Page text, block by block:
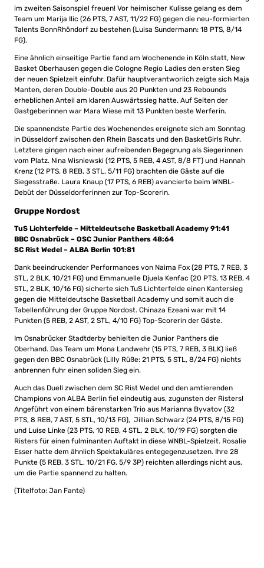
im zweiten Saisonspiel freuen! Vor heimischer Kulisse gelang es dem
Team um Marija Ilic (26 PTS, 7 AST, 11/22 FG) gegen die neu-formierten
Talents BonnRhöndorf zu bestehen (Luisa Sundermann: 18 PTS, 8/14
FG).
Eine ähnlich einseitige Partie fand am Wochenende in Köln statt, New
Basket Oberhausen gegen die Cologne Regio Ladies den ersten Sieg
der neuen Spielzeit einfuhr. Dafür hauptverantworlich zeigte sich Maja
Manten, deren Double-Double aus 20 Punkten und 23 Rebounds
erheblichen Anteil am klaren Auswärtssieg hatte. Auf Seiten der
Gastgeberinnen war Mara Wiese mit 13 Punkten beste Werferin.
Die spannendste Partie des Wochenendes ereignete sich am Sonntag
in Düsseldorf zwischen den Rhein Bascats und den BasketGirls Ruhr.
Letztere gingen nach einer aufreibenden Begegnung als Siegerinnen
vom Platz. Nina Wisniewski (12 PTS, 5 REB, 4 AST, 8/8 FT) und Hannah
Krenz (12 PTS, 8 REB, 3 STL, 5/11 FG) brachten die Gäste auf die
Siegesstraße. Laura Knaup (17 PTS, 6 REB) avancierte beim WNBL-
Debüt der Düsseldorferinnen zur Top-Scorerin.
Gruppe Nordost
TuS Lichterfelde – Mitteldeutsche Basketball Academy 91:41
BBC Osnabrück – OSC Junior Panthers 48:64
SC Rist Wedel – ALBA Berlin 101:81
Dank beeindruckender Performances von Naima Fox (28 PTS, 7 REB, 3
STL, 2 BLK, 10/21 FG) und Emmanuelle Djuela Kenfac (20 PTS, 13 REB, 4
STL, 2 BLK, 10/16 FG) sicherte sich TuS Lichterfelde einen Kantersieg
gegen die Mitteldeutsche Basketball Academy und somit auch die
Tabellenführung der Gruppe Nordost. Chinaza Ezeani war mit 14
Punkten (5 REB, 2 AST, 2 STL, 4/10 FG) Top-Scorerin der Gäste.
Im Osnabrücker Stadtderby behielten die Junior Panthers die
Oberhand. Das Team um Mona Landwehr (15 PTS, 7 REB, 3 BLK) ließ
gegen den BBC Osnabrück (Lilly Rüße: 21 PTS, 5 STL, 8/24 FG) nichts
anbrennen fuhr einen soliden Sieg ein.
Auch das Duell zwischen dem SC Rist Wedel und den amtierenden
Champions von ALBA Berlin fiel eindeutig aus, zugunsten der Risters!
Angeführt von einem bärenstarken Trio aus Marianna Byvatov (32
PTS, 8 REB, 7 AST, 5 STL, 10/13 FG), Jillian Schwarz (24 PTS, 8/15 FG)
und Luise Linke (23 PTS, 10 REB, 4 STL, 2 BLK, 10/19 FG) sorgten die
Risters für einen fulminanten Auftakt in diese WNBL-Spielzeit. Rosalie
Esser hatte dem ähnlich Spektakuläres entegegenzusetzen. Ihre 28
Punkte (5 REB, 3 STL, 10/21 FG, 5/9 3P) reichten allerdings nicht aus,
um die Partie spannend zu halten.
(Titelfoto: Jan Fante)